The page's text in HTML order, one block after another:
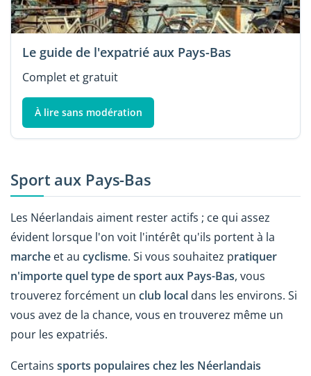
Le guide de l'expatrié aux Pays-Bas
Complet et gratuit
À lire sans modération
Sport aux Pays-Bas
Les Néerlandais aiment rester actifs ; ce qui assez
évident lorsque l'on voit l'intérêt qu'ils portent à la
marche et au cyclisme. Si vous souhaitez pratiquer
n'importe quel type de sport aux Pays-Bas, vous
trouverez forcément un club local dans les environs. Si
vous avez de la chance, vous en trouverez même un
pour les expatriés.
Certains sports populaires chez les Néerlandais